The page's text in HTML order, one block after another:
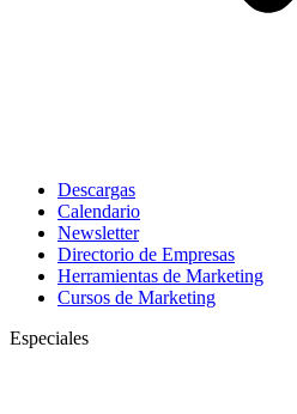
Descargas
Calendario
Newsletter
Directorio de Empresas
Herramientas de Marketing
Cursos de Marketing
Especiales